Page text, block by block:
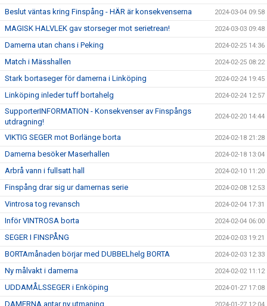
Beslut väntas kring Finspång - HÄR är konsekvenserna 2024-03-04 09:58
MAGISK HALVLEK gav storseger mot serietrean! 2024-03-03 09:48
Damerna utan chans i Peking 2024-02-25 14:36
Match i Mässhallen 2024-02-25 08:22
Stark bortaseger för damerna i Linköping 2024-02-24 19:45
Linköping inleder tuff bortahelg 2024-02-24 12:57
SupporterINFORMATION - Konsekvenser av Finspångs
utdragning!
2024-02-20 14:44
VIKTIG SEGER mot Borlänge borta 2024-02-18 21:28
Damerna besöker Maserhallen 2024-02-18 13:04
Arbrå vann i fullsatt hall 2024-02-10 11:20
Finspång drar sig ur damernas serie 2024-02-08 12:53
Vintrosa tog revansch 2024-02-04 17:31
Inför VINTROSA borta 2024-02-04 06:00
SEGER I FINSPÅNG 2024-02-03 19:21
BORTAmånaden börjar med DUBBELhelg BORTA 2024-02-03 12:33
Ny målvakt i damerna 2024-02-02 11:12
UDDAMÅLSSEGER i Enköping 2024-01-27 17:08
DAMERNA antar ny utmaning